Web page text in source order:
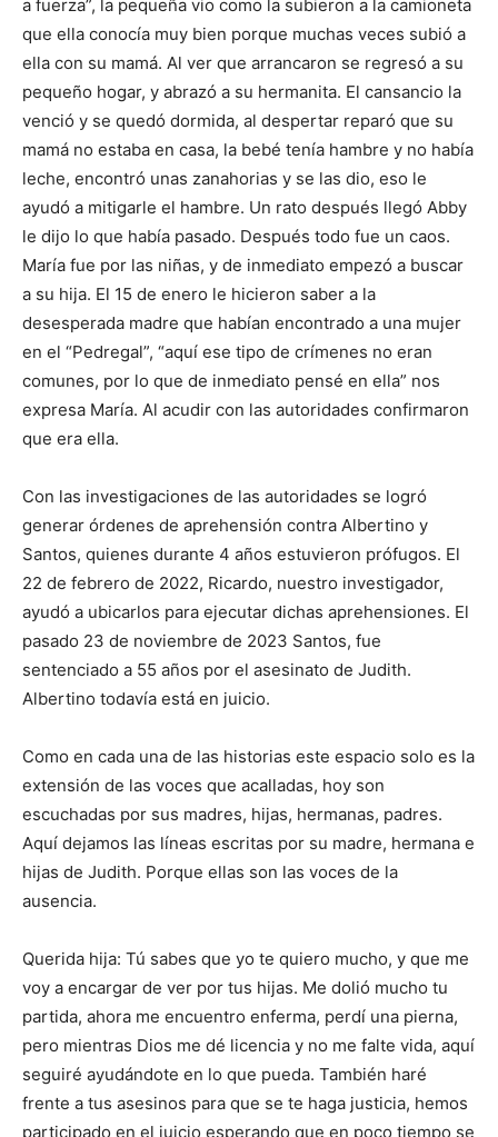
a fuerza”, la pequeña vio como la subieron a la camioneta
que ella conocía muy bien porque muchas veces subió a
ella con su mamá. Al ver que arrancaron se regresó a su
pequeño hogar, y abrazó a su hermanita. El cansancio la
venció y se quedó dormida, al despertar reparó que su
mamá no estaba en casa, la bebé tenía hambre y no había
leche, encontró unas zanahorias y se las dio, eso le
ayudó a mitigarle el hambre. Un rato después llegó Abby
le dijo lo que había pasado. Después todo fue un caos.
María fue por las niñas, y de inmediato empezó a buscar
a su hija. El 15 de enero le hicieron saber a la
desesperada madre que habían encontrado a una mujer
en el “Pedregal”, “aquí ese tipo de crímenes no eran
comunes, por lo que de inmediato pensé en ella” nos
expresa María. Al acudir con las autoridades confirmaron
que era ella.
Con las investigaciones de las autoridades se logró
generar órdenes de aprehensión contra Albertino y
Santos, quienes durante 4 años estuvieron prófugos. El
22 de febrero de 2022, Ricardo, nuestro investigador,
ayudó a ubicarlos para ejecutar dichas aprehensiones. El
pasado 23 de noviembre de 2023 Santos, fue
sentenciado a 55 años por el asesinato de Judith.
Albertino todavía está en juicio.
Como en cada una de las historias este espacio solo es la
extensión de las voces que acalladas, hoy son
escuchadas por sus madres, hijas, hermanas, padres.
Aquí dejamos las líneas escritas por su madre, hermana e
hijas de Judith. Porque ellas son las voces de la
ausencia.
Querida hija: Tú sabes que yo te quiero mucho, y que me
voy a encargar de ver por tus hijas. Me dolió mucho tu
partida, ahora me encuentro enferma, perdí una pierna,
pero mientras Dios me dé licencia y no me falte vida, aquí
seguiré ayudándote en lo que pueda. También haré
frente a tus asesinos para que se te haga justicia, hemos
participado en el juicio esperando que en poco tiempo se